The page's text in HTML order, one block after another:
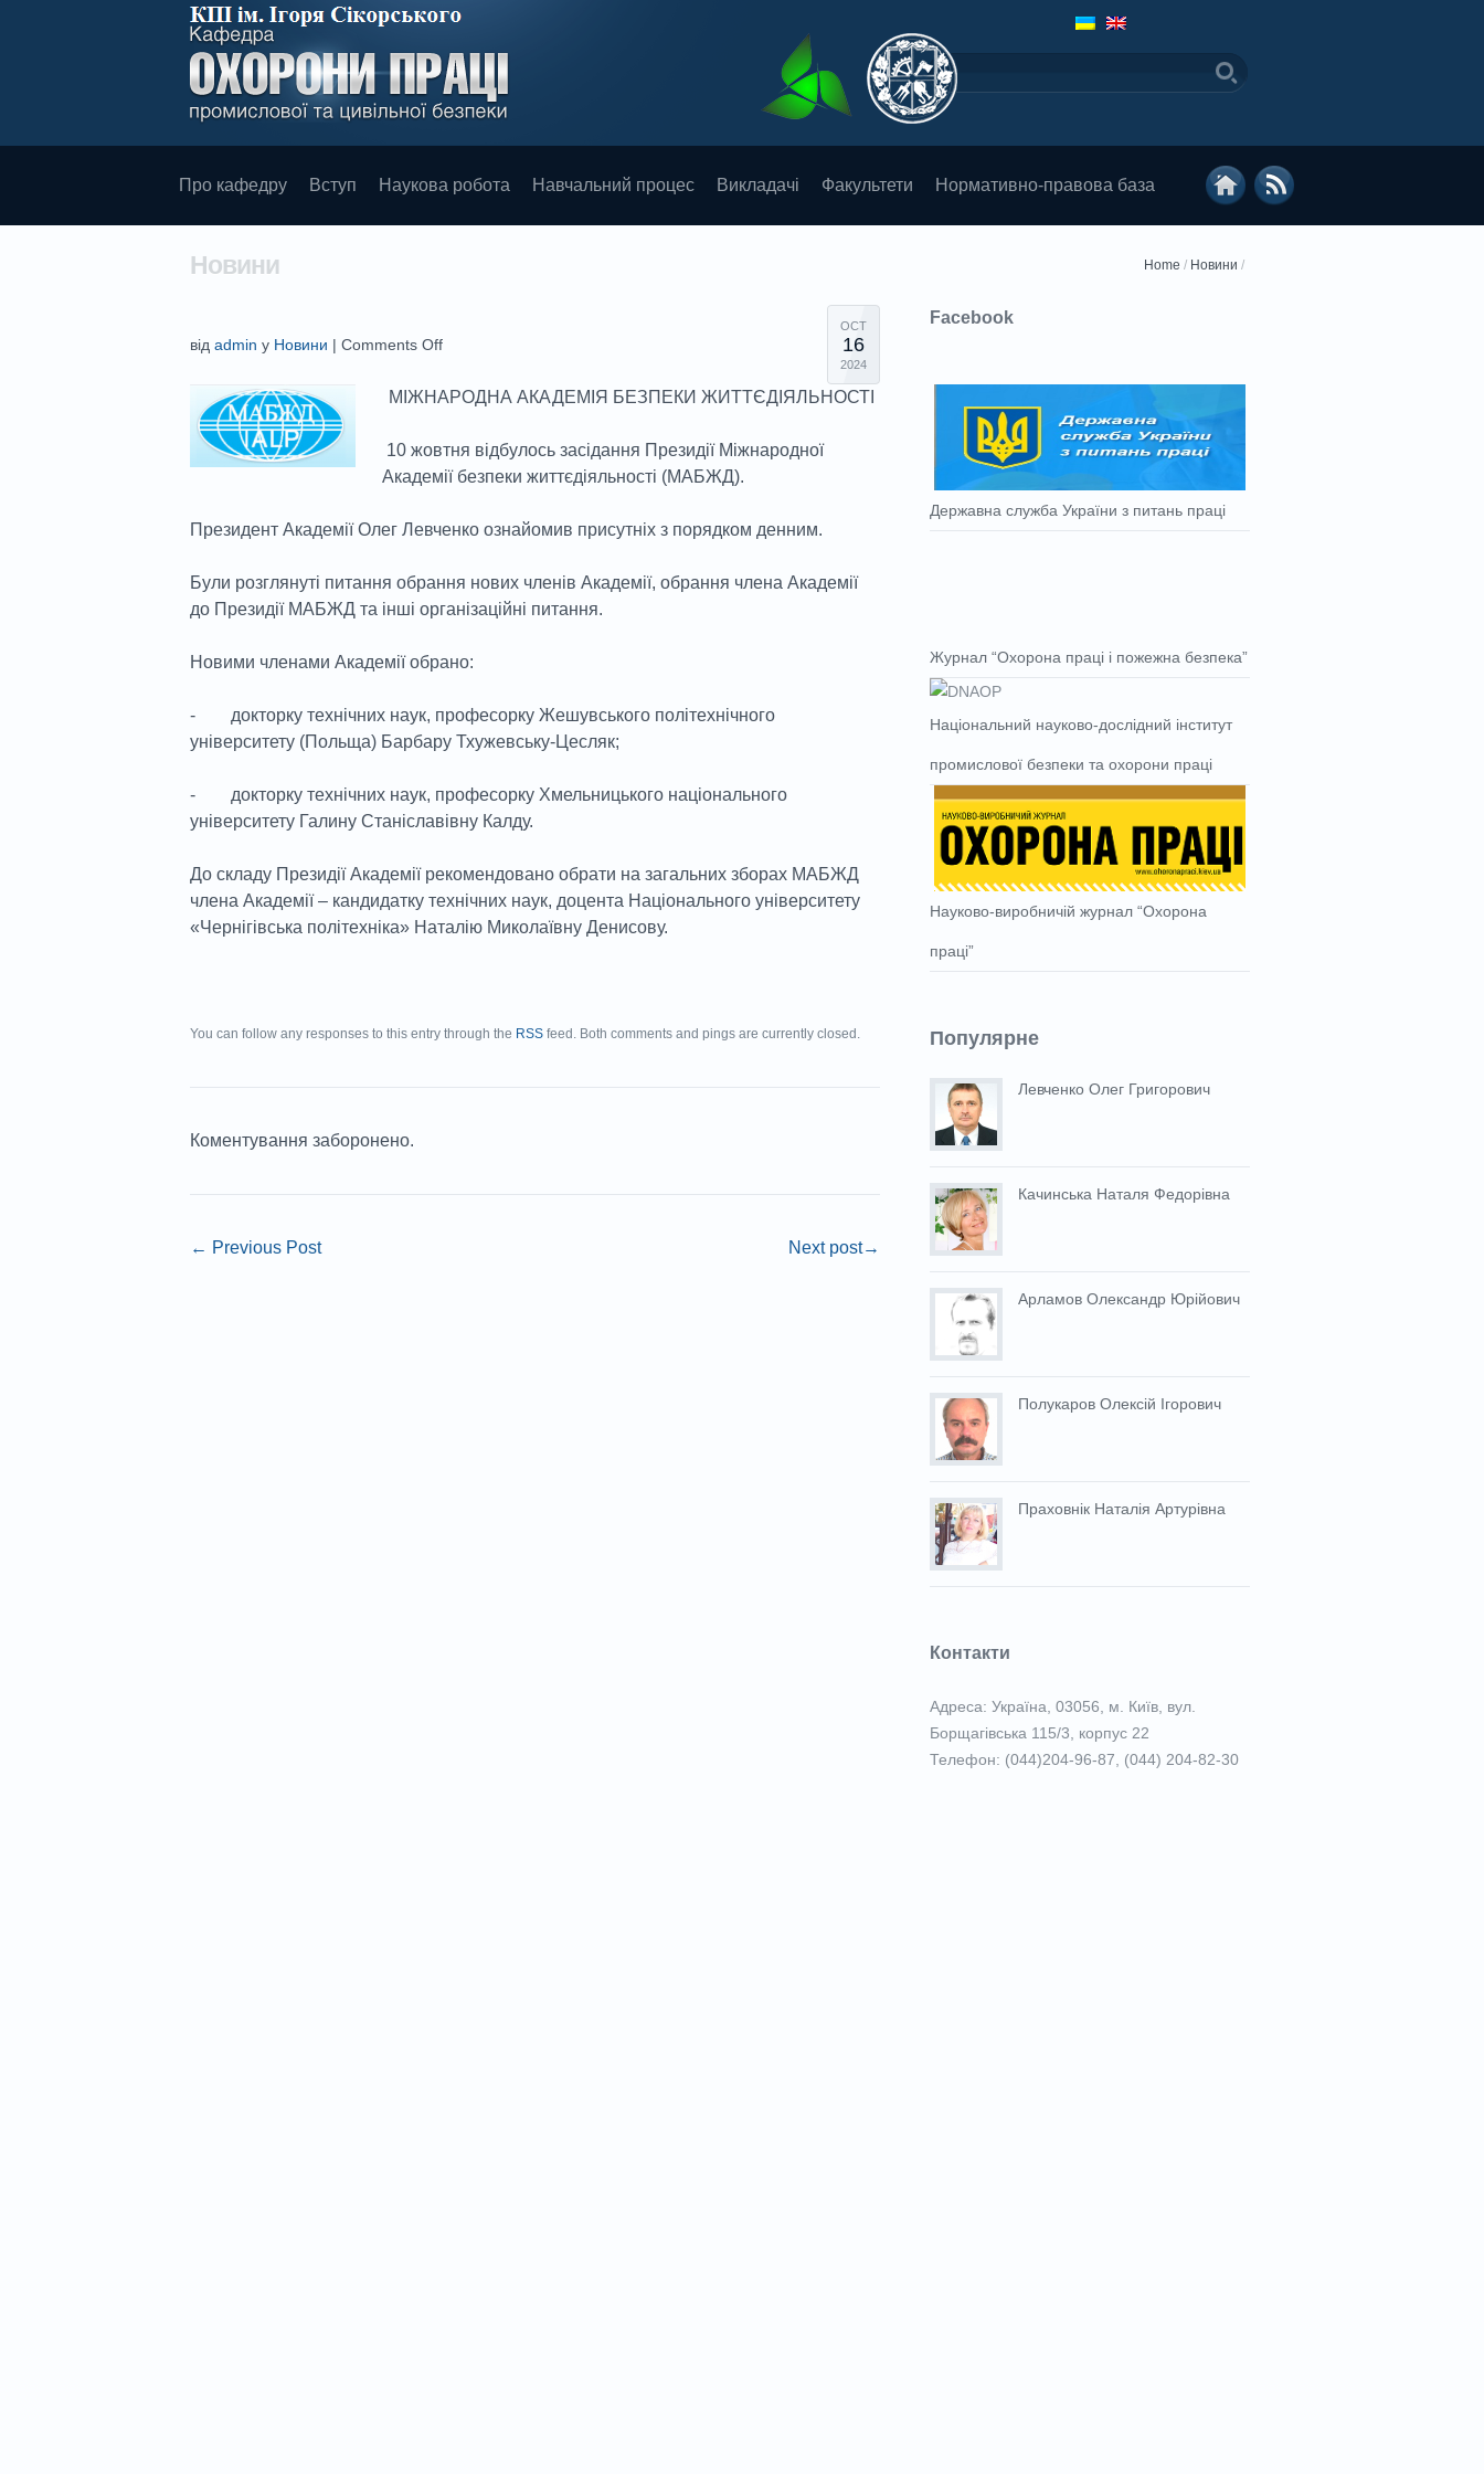
Про кафедру Вступ Наукова робота Навчальний процес Викладачі Факультети Нормативно-правова база
Home / Новини /
Новини
від admin у Новини | Comments Off
OCT
16
2024
МІЖНАРОДНА АКАДЕМІЯ БЕЗПЕКИ ЖИТТЄДІЯЛЬНОСТІ
10 жовтня відбулось засідання Президії Міжнародної
Академії безпеки життєдіяльності (МАБЖД).
Президент Академії Олег Левченко ознайомив присутніх з порядком денним.
Були розглянуті питання обрання нових членів Академії, обрання члена Академії
до Президії МАБЖД та інші організаційні питання.
Новими членами Академії обрано:
- докторку технічних наук, професорку Жешувського політехнічного
університету (Польща) Барбару Тхужевську-Цесляк;
- докторку технічних наук, професорку Хмельницького національного
університету Галину Станіславівну Калду.
До складу Президії Академії рекомендовано обрати на загальних зборах МАБЖД
члена Академії – кандидатку технічних наук, доцента Національного університету
«Чернігівська політехніка» Наталію Миколаївну Денисову.
You can follow any responses to this entry through the RSS feed. Both comments and pings are currently closed.
Коментування заборонено.
← Previous Post Next post→
Facebook
Державна служба України з питань праці
Журнал “Охорона праці і пожежна безпека”
Національний науково-дослідний інститут
промислової безпеки та охорони праці
Науково-виробничій журнал “Охорона
праці”
Популярне
Левченко Олег Григорович
Качинська Наталя Федорівна
Арламов Олександр Юрійович
Полукаров Олексій Ігорович
Праховнiк Наталія Артурівна
Контакти
Адреса: Україна, 03056, м. Київ, вул.
Борщагівська 115/3, корпус 22
Телефон: (044)204-96-87, (044) 204-82-30